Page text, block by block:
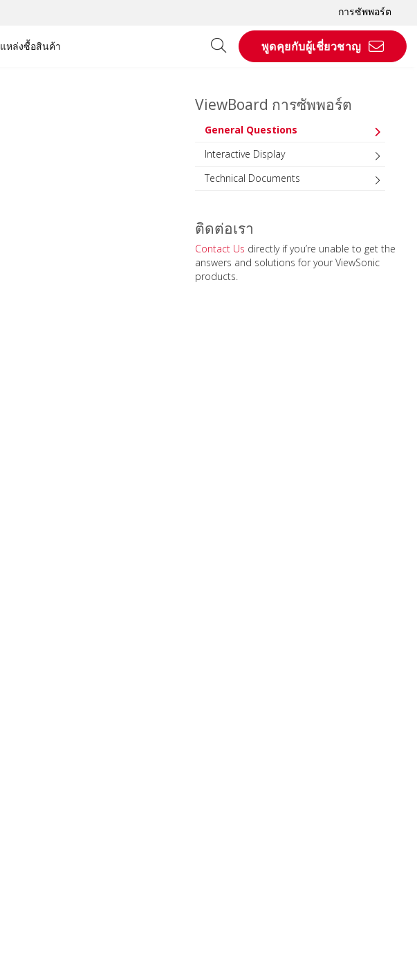
การซัพพอร์ต
แหล่งซื้อสินค้า พูดคุยกับผู้เชี่ยวชาญ
ViewBoard การซัพพอร์ต
General Questions
Interactive Display
Technical Documents
ติดต่อเรา
Contact Us directly if you’re unable to get the
answers and solutions for your ViewSonic
products.